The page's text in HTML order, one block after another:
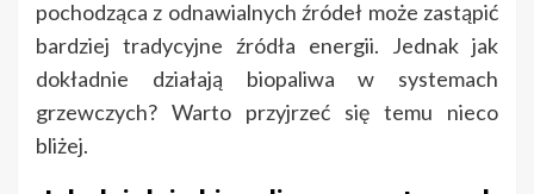
pochodząca z odnawialnych źródeł może zastąpić
bardziej tradycyjne źródła energii. Jednak jak
dokładnie działają biopaliwa w systemach
grzewczych? Warto przyjrzeć się temu nieco
bliżej.